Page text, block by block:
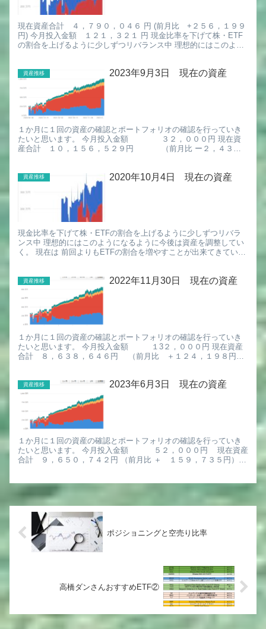
現在資産合計 ４，７９０，０４６ 円 (前月比 +２５６，１９９
円) 今月投入金額 １２１，３２１ 円 現金比率を下げて株・ETF
の割合を上げるように少しずつリバランス中 理想的にはこのよう
資産推移 2023年9月3日 現在の資産
１か月に１回の資産の確認とポートフォリオの確認を行っていき
たいと思います。 今月投入金額 ３２，０００円 現在資
産合計 １０，１５６，５２９円 （前月比 ー２，４３６
資産推移 2020年10月4日 現在の資産
現金比率を下げて株・ETFの割合を上げるように少しずつリバラ
ンス中 理想的にはこのようになるように今後は資産を調整してい
く。 現在は 前回よりもETFの割合を増やすことが出来てきてい
資産推移 2022年11月30日 現在の資産
１か月に１回の資産の確認とポートフォリオの確認を行っていき
たいと思います。 今月投入金額 １3２，０００円 現在資産
合計 ８，６３８，６４６円 （前月比 ＋１２４，１９８円）
資産推移 2023年6月3日 現在の資産
１か月に１回の資産の確認とポートフォリオの確認を行っていき
たいと思います。 今月投入金額 ５２，０００円 現在資産
合計 ９，６５０，７４２円 （前月比 ＋ １５９，７３５円）
ポジショニングと空売り比率
高橋ダンさんおすすめETF②